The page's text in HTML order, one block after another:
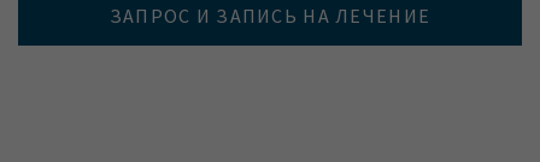
ЗАПРОС И ЗАПИСЬ НА ЛЕЧЕНИЕ